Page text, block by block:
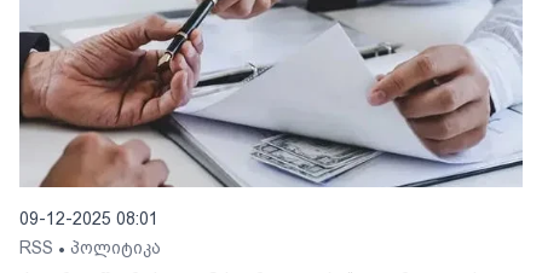
09-12-2025 08:01
RSS • პოლიტიკა